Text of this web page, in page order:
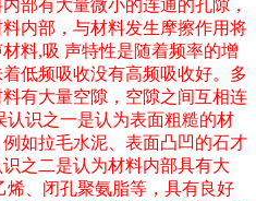
部有大量微小的连通的孔隙，
内部，与材料发生摩擦作用将
料,吸 声特性是随着频率的增
低频吸收没有高频吸收好。多
有大量空隙，空隙之间互相连
识之一是认为表面粗糙的材
如拉毛水泥、表面凸凹的石才
之二是认为材料内部具有大
、闭孔聚氨脂等，具有良好